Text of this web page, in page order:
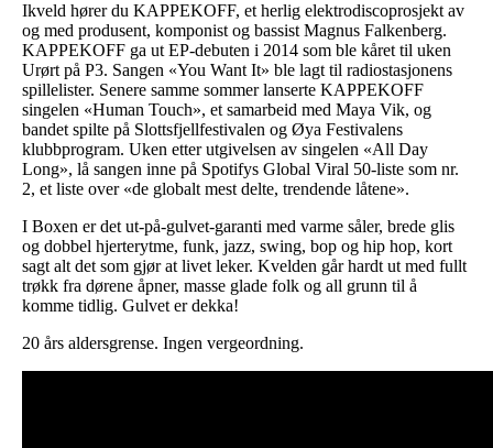
Ikveld hører du KAPPEKOFF, et herlig elektrodiscoprosjekt av
og med produsent, komponist og bassist Magnus Falkenberg.
KAPPEKOFF ga ut EP-debuten i 2014 som ble kåret til uken
Urørt på P3. Sangen «You Want It» ble lagt til radiostasjonens
spillelister. Senere samme sommer lanserte KAPPEKOFF
singelen «Human Touch», et samarbeid med Maya Vik, og
bandet spilte på Slottsfjellfestivalen og Øya Festivalens
klubbprogram. Uken etter utgivelsen av singelen «All Day
Long», lå sangen inne på Spotifys Global Viral 50-liste som nr.
2, et liste over «de globalt mest delte, trendende låtene».
I Boxen er det ut-på-gulvet-garanti med varme såler, brede glis
og dobbel hjerterytme, funk, jazz, swing, bop og hip hop, kort
sagt alt det som gjør at livet leker. Kvelden går hardt ut med fullt
trøkk fra dørene åpner, masse glade folk og all grunn til å
komme tidlig. Gulvet er dekka!
20 års aldersgrense. Ingen vergeordning.